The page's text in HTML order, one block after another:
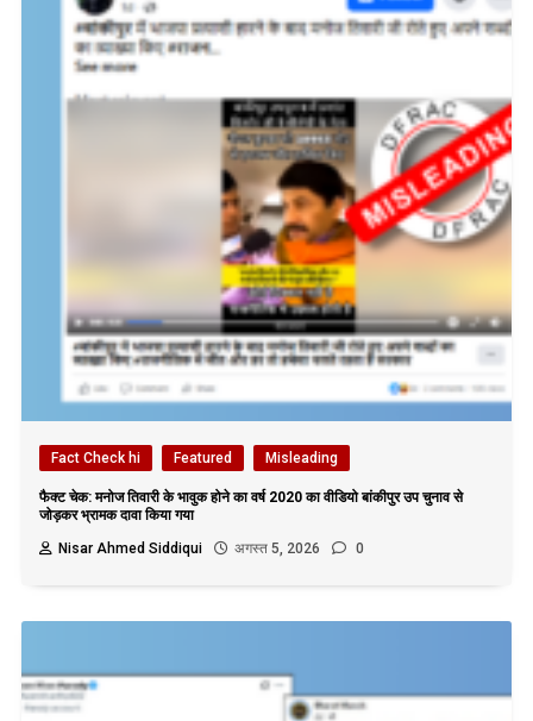
Fact Check hi Featured Misleading
फैक्ट चेक: मनोज तिवारी के भावुक होने का वर्ष 2020 का वीडियो बांकीपुर उप चुनाव से
जोड़कर भ्रामक दावा किया गया
Nisar Ahmed Siddiqui
अगस्त 5, 2026 0